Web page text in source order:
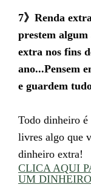
7》Renda
prestem
extra nos fins
ano...Pensem
e guardem
Todo dinheiro é
livres algo que
dinheiro extra!
CLICA AQUI
UM